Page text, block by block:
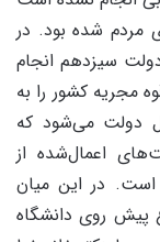
مردم شده بود. در
سیزدهم انجام
مجریه کشور را به
دولت می‌شود که
اعمال‌شده از
در این میان
پیش روی دانشگاه